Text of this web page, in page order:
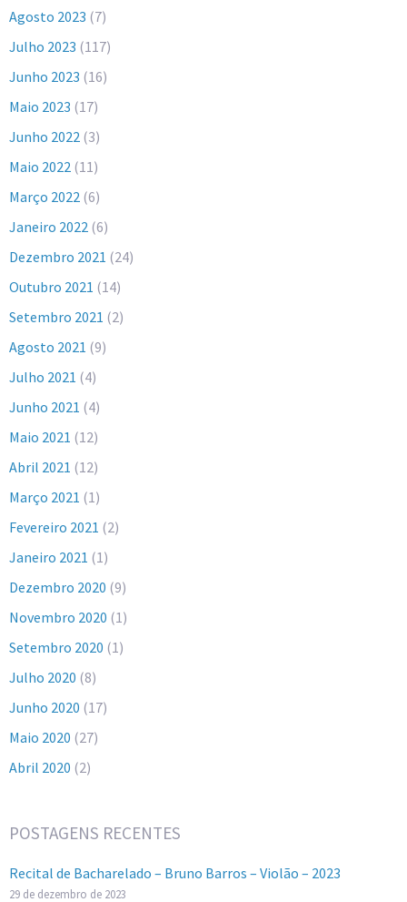
Agosto 2023 (7)
Julho 2023 (117)
Junho 2023 (16)
Maio 2023 (17)
Junho 2022 (3)
Maio 2022 (11)
Março 2022 (6)
Janeiro 2022 (6)
Dezembro 2021 (24)
Outubro 2021 (14)
Setembro 2021 (2)
Agosto 2021 (9)
Julho 2021 (4)
Junho 2021 (4)
Maio 2021 (12)
Abril 2021 (12)
Março 2021 (1)
Fevereiro 2021 (2)
Janeiro 2021 (1)
Dezembro 2020 (9)
Novembro 2020 (1)
Setembro 2020 (1)
Julho 2020 (8)
Junho 2020 (17)
Maio 2020 (27)
Abril 2020 (2)
POSTAGENS RECENTES
Recital de Bacharelado – Bruno Barros – Violão – 2023
29 de dezembro de 2023